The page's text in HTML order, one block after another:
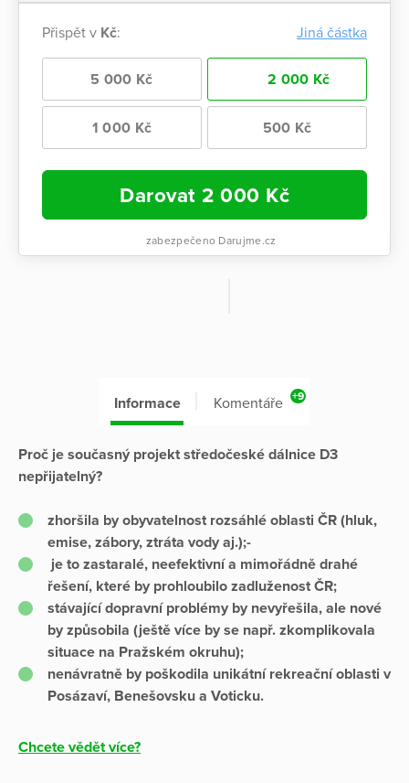
Přispět v Kč: Jiná částka
5 000 Kč 2 000 Kč
1 000 Kč 500 Kč
Darovat 2 000 Kč
zabezpečeno Darujme.cz
Informace Komentáře +9
Proč je současný projekt středočeské dálnice D3
nepřijatelný?
zhoršila by obyvatelnost rozsáhlé oblasti ČR (hluk,
emise, zábory, ztráta vody aj.);-
je to zastaralé, neefektivní a mimořádně drahé
řešení, které by prohloubilo zadluženost ČR;
stávající dopravní problémy by nevyřešila, ale nové
by způsobila (ještě více by se např. zkomplikovala
situace na Pražském okruhu);
nenávratně by poškodila unikátní rekreační oblasti v
Posázaví, Benešovsku a Voticku.
Chcete vědět více?